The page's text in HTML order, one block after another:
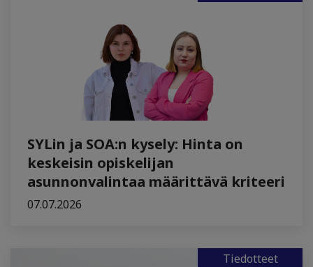
SYLin ja SOA:n kysely: Hinta on
keskeisin opiskelijan
asunnonvalintaa määrittävä kriteeri
07.07.2026
Tiedotteet